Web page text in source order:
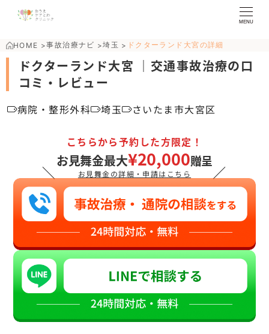
MENU
HOME >事故治療ナビ >埼玉 > ドクターランド大宮の詳細
ドクターランド大宮 ｜交通事故治療の口
コミ・レビュー
病院・整形外科 埼玉 さいたま市大宮区
＼
こちらから予約した方限定！
お見舞金最大¥20,000贈呈
お見舞金の詳細・申請はこちら ／